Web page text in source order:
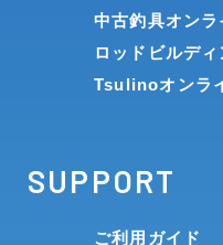
中古釣具オン
ロッドビルデ
Tsulinoオンラ
SUPPORT
ご利用ガイド